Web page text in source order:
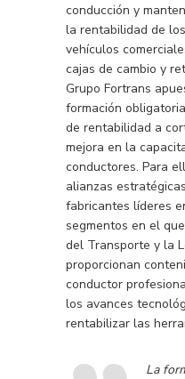
conducción y
la rentabilidad de
vehículos
cajas de cambio y
Grupo Fortrans
formación
de rentabilidad a
mejora en la
conductores. Para
alianzas
fabricantes líderes
segmentos en el
del Transporte y la
proporcionan
conductor
los avances
rentabilizar las
La